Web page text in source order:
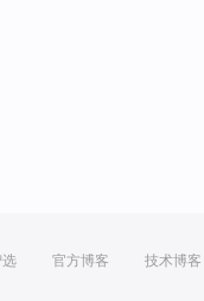
官方博客 技术博客